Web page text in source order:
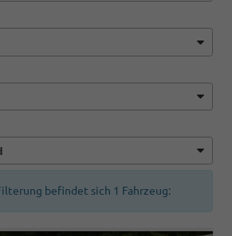
befindet sich 1 Fahrzeug: